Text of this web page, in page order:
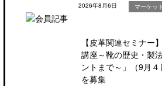
2026年8月6日 マーケット
【皮革関連セミナー
講座～靴の歴史・製
ントまで～」（9月
を募集